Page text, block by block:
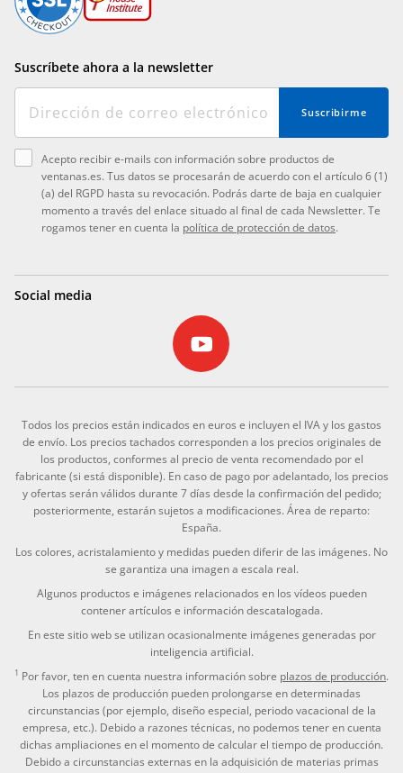
Suscríbete ahora a la newsletter
Suscribirme
Acepto recibir e-mails con información sobre productos de
ventanas.es. Tus datos se procesarán de acuerdo con el artículo 6 (1)
(a) del RGPD hasta su revocación. Podrás darte de baja en cualquier
momento a través del enlace situado al final de cada Newsletter. Te
rogamos tener en cuenta la política de protección de datos.
Social media
Todos los precios están indicados en euros e incluyen el IVA y los gastos
de envío. Los precios tachados corresponden a los precios originales de
los productos, conformes al precio de venta recomendado por el
fabricante (si está disponible). En caso de pago por adelantado, los precios
y ofertas serán válidos durante 7 días desde la confirmación del pedido;
posteriormente, estarán sujetos a modificaciones. Área de reparto:
España.
Los colores, acristalamiento y medidas pueden diferir de las imágenes. No
se garantiza una imagen a escala real.
Algunos productos e imágenes relacionados en los vídeos pueden
contener artículos e información descatalogada.
En este sitio web se utilizan ocasionalmente imágenes generadas por
inteligencia artificial.
1 Por favor, ten en cuenta nuestra información sobre plazos de producción.
Los plazos de producción pueden prolongarse en determinadas
circunstancias (por ejemplo, diseño especial, periodo vacacional de la
empresa, etc.). Debido a razones técnicas, no podemos tener en cuenta
dichas ampliaciones en el momento de calcular el tiempo de producción.
Debido a circunstancias externas en la adquisición de materias primas